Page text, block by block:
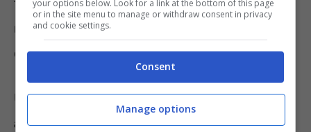
tutti i richiedenti. Si tratta, dunque, di una
misura che verrà concessa soltanto a
discrezione dei singoli esercenti.
Una volta ottenuta l’abilitazione,i clienti
avranno la possibilità di prelevare fino a
your options below. Look for a link at the bottom of this page
or in the site menu to manage or withdraw consent in privacy
and cookie settings.
Consent
Manage options